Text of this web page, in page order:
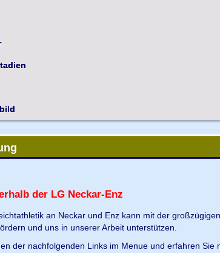
der LG Neckar-Enz
an Neckar und Enz kann mit der
und uns in unserer Arbeit unterstützen.
der nachfolgenden Links im Menue und erfahren